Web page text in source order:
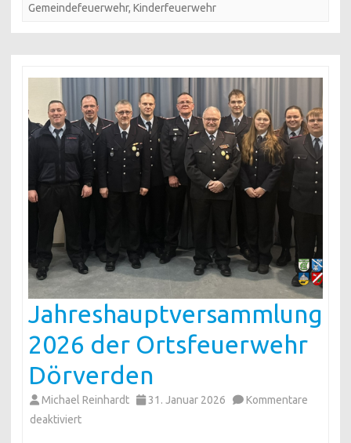
Gemeindefeuerwehr, Kinderfeuerwehr
Jahreshauptversammlung
2026 der Ortsfeuerwehr
Dörverden
Michael Reinhardt 31. Januar 2026
Kommentare
deaktiviertfür